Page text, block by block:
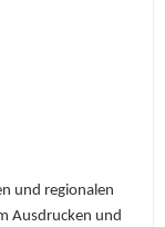
und regionalen
Ausdrucken und